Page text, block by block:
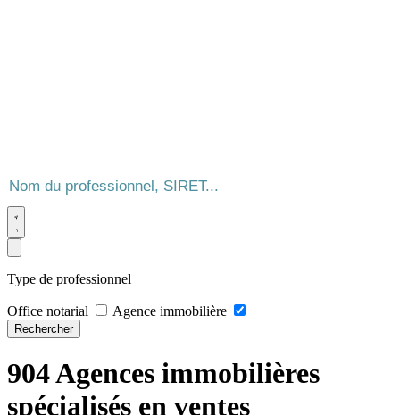
Type de professionnel
Office notarial Agence immobilière
Rechercher
904 Agences immobilières
spécialisés en ventes